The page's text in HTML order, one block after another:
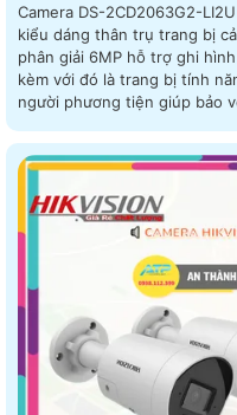
Camera DS-2CD2063G2-
kiểu dáng thân trụ trang bị
phân giải 6MP hỗ trợ ghi
kèm với đó là trang bị tính
người phương tiện giúp bảo